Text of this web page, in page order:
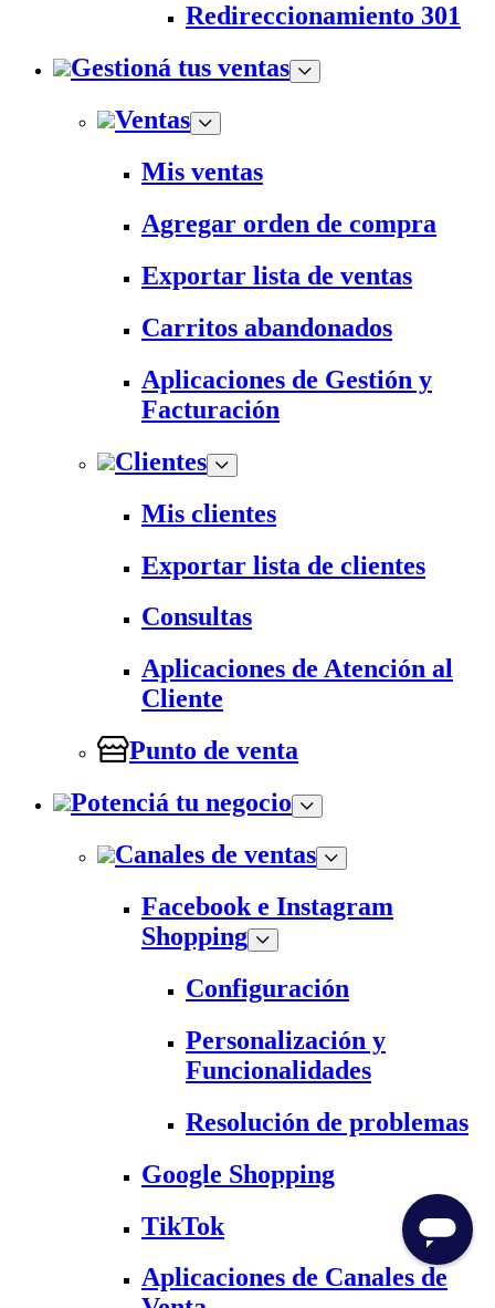
Redireccionamiento 301
Gestioná tus ventas
Ventas
Mis ventas
Agregar orden de compra
Exportar lista de ventas
Carritos abandonados
Aplicaciones de Gestión y
Facturación
Clientes
Mis clientes
Exportar lista de clientes
Consultas
Aplicaciones de Atención al
Cliente
Punto de venta
Potenciá tu negocio
Canales de ventas
Facebook e Instagram
Shopping
Configuración
Personalización y
Funcionalidades
Resolución de problemas
Google Shopping
TikTok
Aplicaciones de Canales de